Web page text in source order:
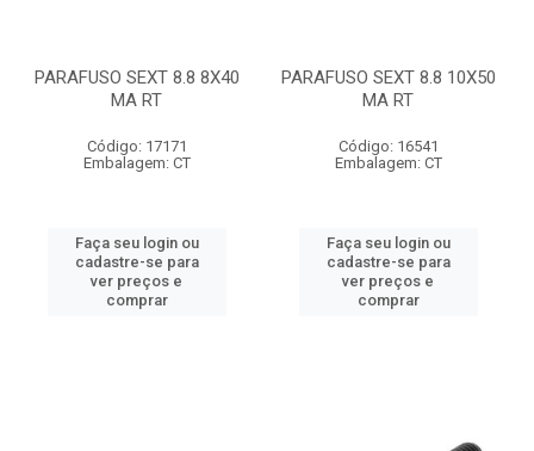
PARAFUSO SEXT 8.8 8X40
MA RT
Código: 17171
Embalagem: CT
Faça seu login ou
cadastre-se para
ver preços e
comprar
PARAFUSO SEXT 8.8 10X50
MA RT
Código: 16541
Embalagem: CT
Faça seu login ou
cadastre-se para
ver preços e
comprar